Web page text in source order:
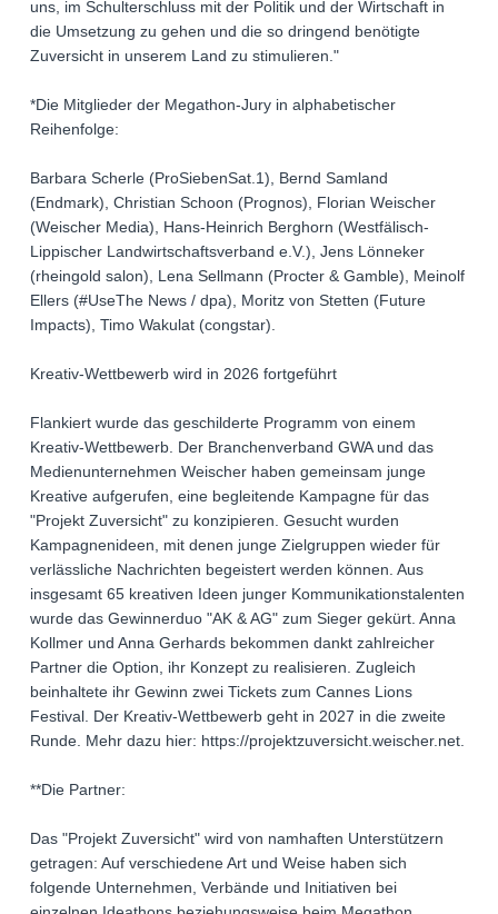
uns, im Schulterschluss mit der Politik und der Wirtschaft in
die Umsetzung zu gehen und die so dringend benötigte
Zuversicht in unserem Land zu stimulieren."
*Die Mitglieder der Megathon-Jury in alphabetischer
Reihenfolge:
Barbara Scherle (ProSiebenSat.1), Bernd Samland
(Endmark), Christian Schoon (Prognos), Florian Weischer
(Weischer Media), Hans-Heinrich Berghorn (Westfälisch-
Lippischer Landwirtschaftsverband e.V.), Jens Lönneker
(rheingold salon), Lena Sellmann (Procter & Gamble), Meinolf
Ellers (#UseThe News / dpa), Moritz von Stetten (Future
Impacts), Timo Wakulat (congstar).
Kreativ-Wettbewerb wird in 2026 fortgeführt
Flankiert wurde das geschilderte Programm von einem
Kreativ-Wettbewerb. Der Branchenverband GWA und das
Medienunternehmen Weischer haben gemeinsam junge
Kreative aufgerufen, eine begleitende Kampagne für das
"Projekt Zuversicht" zu konzipieren. Gesucht wurden
Kampagnenideen, mit denen junge Zielgruppen wieder für
verlässliche Nachrichten begeistert werden können. Aus
insgesamt 65 kreativen Ideen junger Kommunikationstalenten
wurde das Gewinnerduo "AK & AG" zum Sieger gekürt. Anna
Kollmer und Anna Gerhards bekommen dankt zahlreicher
Partner die Option, ihr Konzept zu realisieren. Zugleich
beinhaltete ihr Gewinn zwei Tickets zum Cannes Lions
Festival. Der Kreativ-Wettbewerb geht in 2027 in die zweite
Runde. Mehr dazu hier: https://projektzuversicht.weischer.net.
**Die Partner:
Das "Projekt Zuversicht" wird von namhaften Unterstützern
getragen: Auf verschiedene Art und Weise haben sich
folgende Unternehmen, Verbände und Initiativen bei